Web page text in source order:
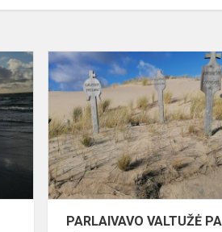
Jūros
miražas
PARLAIVAVO VALTUŽĖ